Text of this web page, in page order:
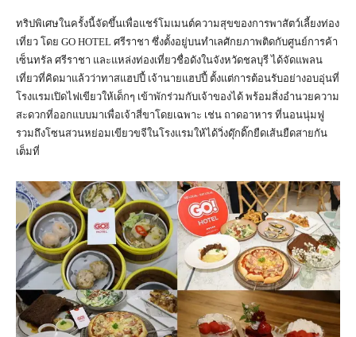
ทริปพิเศษในครั้งนี้จัดขึ้นเพื่อแชร์โมเมนต์ความสุขของการพาสัตว์เลี้ยงท่อง
เที่ยว โดย GO HOTEL ศรีราชา ซึ่งตั้งอยู่บนทำเลศักยภาพติดกับศูนย์การค้า
เซ็นทรัล ศรีราชา และแหล่งท่องเที่ยวชื่อดังในจังหวัดชลบุรี ได้จัดแพลน
เที่ยวที่คิดมาแล้วว่าทาสแฮปปี้ เจ้านายแฮปปี้ ตั้งแต่การต้อนรับอย่างอบอุ่นที่
โรงแรมเปิดไฟเขียวให้เด็กๆ เข้าพักร่วมกับเจ้าของได้ พร้อมสิ่งอำนวยความ
สะดวกที่ออกแบบมาเพื่อเจ้าสี่ขาโดยเฉพาะ เช่น ถาดอาหาร ที่นอนนุ่มฟู
รวมถึงโซนสวนหย่อมเขียวขจีในโรงแรมให้ได้วิ่งดุ๊กดิ๊กยืดเส้นยืดสายกัน
เต็มที่